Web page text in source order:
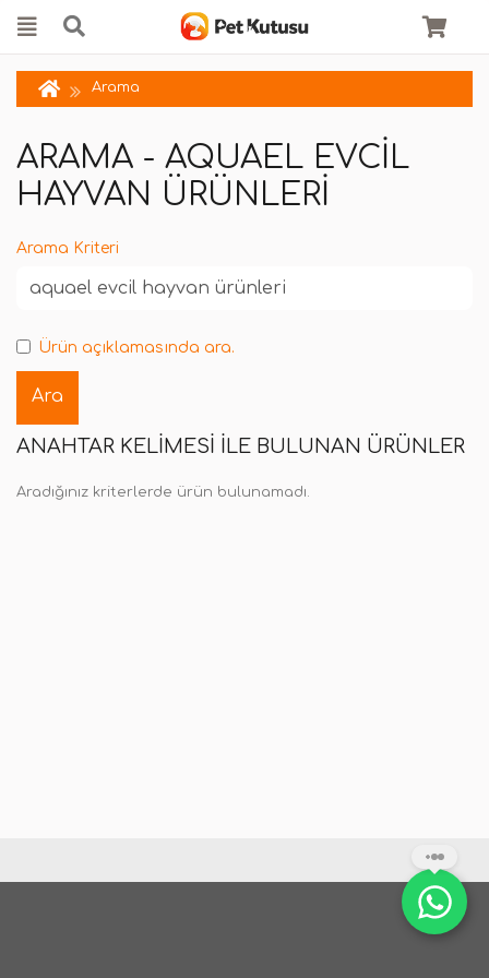
Arama
ARAMA - AQUAEL EVCIL
HAYVAN ÜRÜNLERI
Arama Kriteri
Ürün açıklamasında ara.
ANAHTAR KELIMESI ILE BULUNAN ÜRÜNLER
Aradığınız kriterlerde ürün bulunamadı.